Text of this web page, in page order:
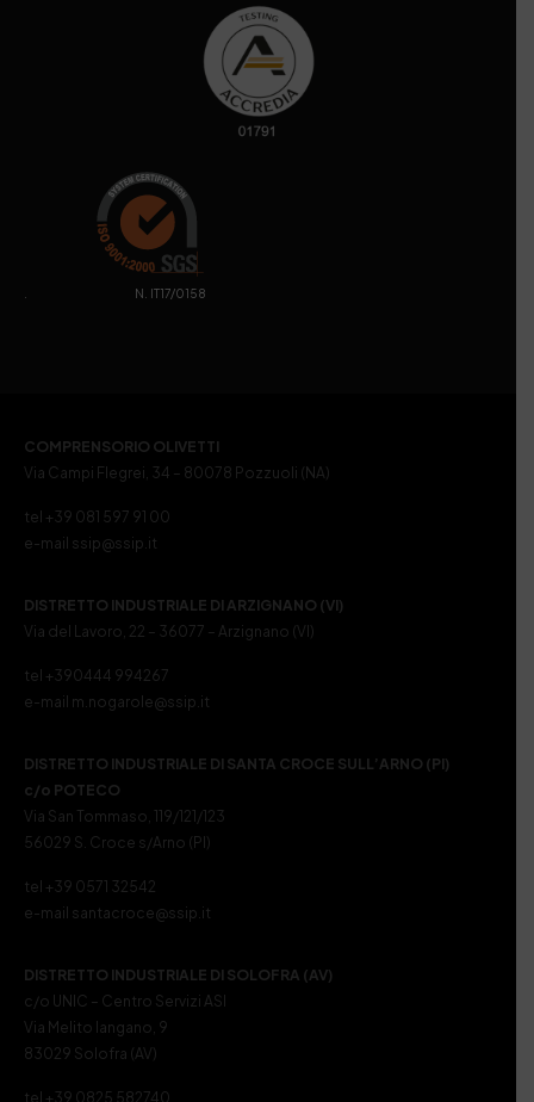
. N. IT17/0158
COMPRENSORIO OLIVETTI
Via Campi Flegrei, 34 – 80078 Pozzuoli (NA)
tel +39 081 597 91 00
e-mail ssip@ssip.it
DISTRETTO INDUSTRIALE DI ARZIGNANO (VI)
Via del Lavoro, 22 – 36077 – Arzignano (VI)
tel +390444 994267
e-mail m.nogarole@ssip.it
DISTRETTO INDUSTRIALE DI SANTA CROCE SULL’ARNO (PI)
c/o POTECO
Via San Tommaso, 119/121/123
56029 S. Croce s/Arno (PI)
tel +39 0571 32542
e-mail santacroce@ssip.it
DISTRETTO INDUSTRIALE DI SOLOFRA (AV)
c/o UNIC – Centro Servizi ASI
Via Melito Iangano, 9
83029 Solofra (AV)
tel +39 0825 582740